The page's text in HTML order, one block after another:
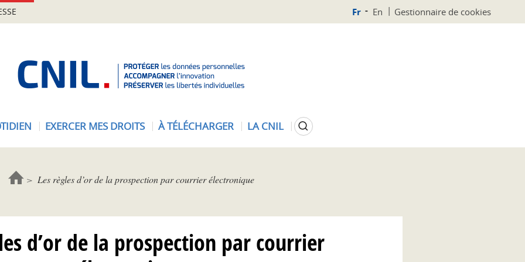
Fr En Gestionnaire de cookies
N
EXERCER MES DROITS À TÉLÉCHARGER LA CNIL Rechercher
Les règles d’or de la prospection par courrier électronique
d’or de la prospection par courrier